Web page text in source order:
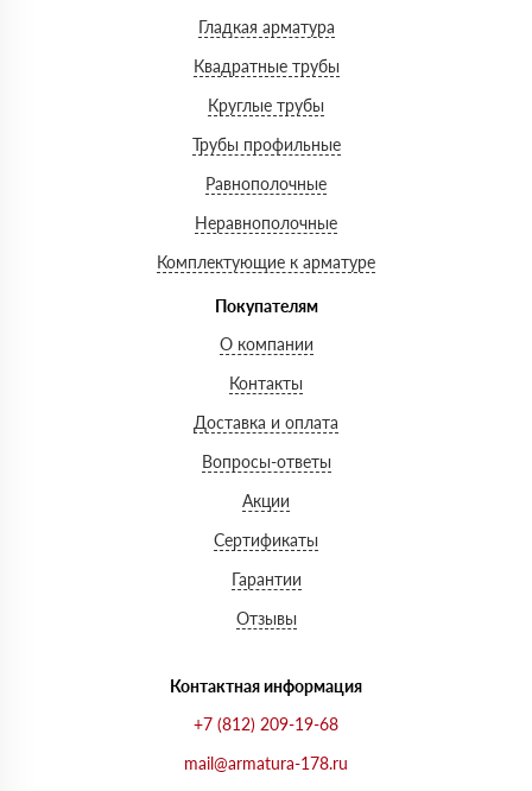
Гладкая арматура
Квадратные трубы
Круглые трубы
Трубы профильные
Равнополочные
Неравнополочные
Комплектующие к арматуре
Покупателям
О компании
Контакты
Доставка и оплата
Вопросы-ответы
Акции
Сертификаты
Гарантии
Отзывы
Контактная информация
+7 (812) 209-19-68
mail@armatura-178.ru